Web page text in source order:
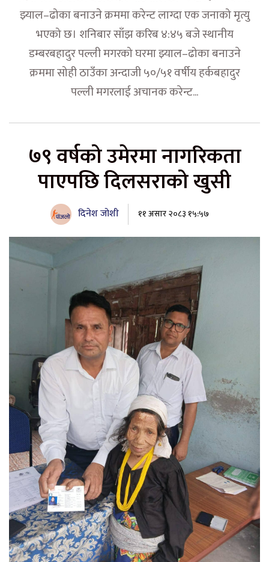
झ्याल–ढोका बनाउने क्रममा करेन्ट लाग्दा एक जनाको मृत्यु
भएको छ। शनिबार साँझ करिब ४:४५ बजे स्थानीय
डम्बरबहादुर पल्ली मगरको घरमा झ्याल–ढोका बनाउने
क्रममा सोही ठाउँका अन्दाजी ५०/५१ वर्षीय हर्कबहादुर
पल्ली मगरलाई अचानक करेन्ट...
७९ वर्षको उमेरमा नागरिकता
पाएपछि दिलसराको खुसी
दिनेश जोशी ११ असार २०८३ १५:५७